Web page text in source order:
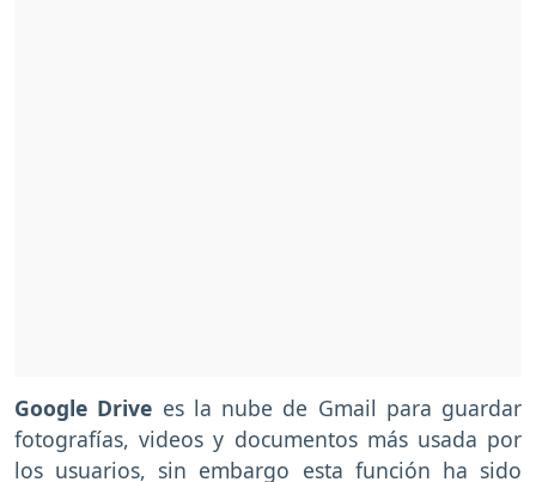
Google Drive es la nube de Gmail para guardar
fotografías, videos y documentos más usada por
los usuarios, sin embargo esta función ha sido